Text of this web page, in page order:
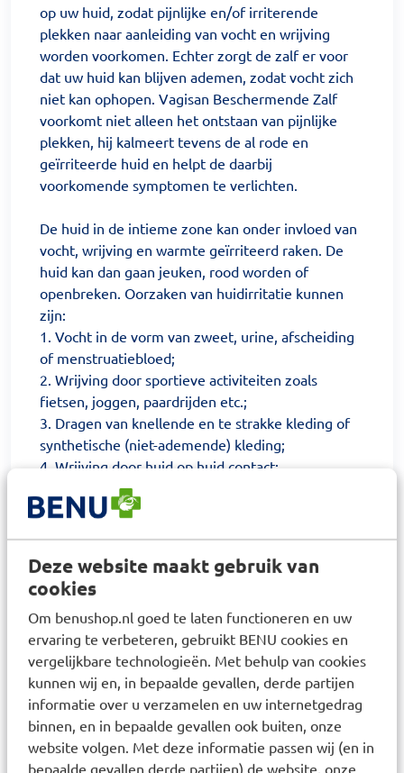
Deze website maakt gebruik van
cookies
Om benushop.nl goed te laten functioneren en uw
ervaring te verbeteren, gebruikt BENU cookies en
vergelijkbare technologieën. Met behulp van cookies
kunnen wij en, in bepaalde gevallen, derde partijen
informatie over u verzamelen en uw internetgedrag
binnen, en in bepaalde gevallen ook buiten, onze
website volgen. Met deze informatie passen wij (en in
bepaalde gevallen derde partijen) de website, onze
op uw huid, zodat pijnlijke en/of irriterende
plekken naar aanleiding van vocht en wrijving
worden voorkomen. Echter zorgt de zalf er voor
dat uw huid kan blijven ademen, zodat vocht zich
niet kan ophopen. Vagisan Beschermende Zalf
voorkomt niet alleen het ontstaan van pijnlijke
plekken, hij kalmeert tevens de al rode en
geïrriteerde huid en helpt de daarbij
voorkomende symptomen te verlichten.
De huid in de intieme zone kan onder invloed van
vocht, wrijving en warmte geïrriteerd raken. De
huid kan dan gaan jeuken, rood worden of
openbreken. Oorzaken van huidirritatie kunnen
zijn:
1. Vocht in de vorm van zweet, urine, afscheiding
of menstruatiebloed;
2. Wrijving door sportieve activiteiten zoals
fietsen, joggen, paardrijden etc.;
3. Dragen van knellende en te strakke kleding of
synthetische (niet-ademende) kleding;
4. Wrijving door huid op huid contact;
5. Overmatige hygiëne zoals te vaak wassen en
in bad.
de regelmatig geïrriteerde plekken dun
aangebracht en verdeeld. Een hoeveelheid ter
grootte van een erwt is voldoende voor
bijvoorbeeld de voor- of achterzijde van de
intieme zone. De zalf kan 1–2x per dag gebruikt
worden, maar kan ook naar behoefte vaker
worden aangebracht. Aangeraden wordt om de
zalf te gebruiken na het wassen, na gebruik van
toiletpapier, voor én na toiletbezoek rondom de
anus en voor sportieve activiteiten.